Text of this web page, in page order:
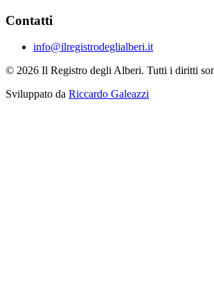
Contatti
info@ilregistrodeglialberi.it
© 2026 Il Registro degli Alberi. Tutti i diritti
Sviluppato da Riccardo Galeazzi